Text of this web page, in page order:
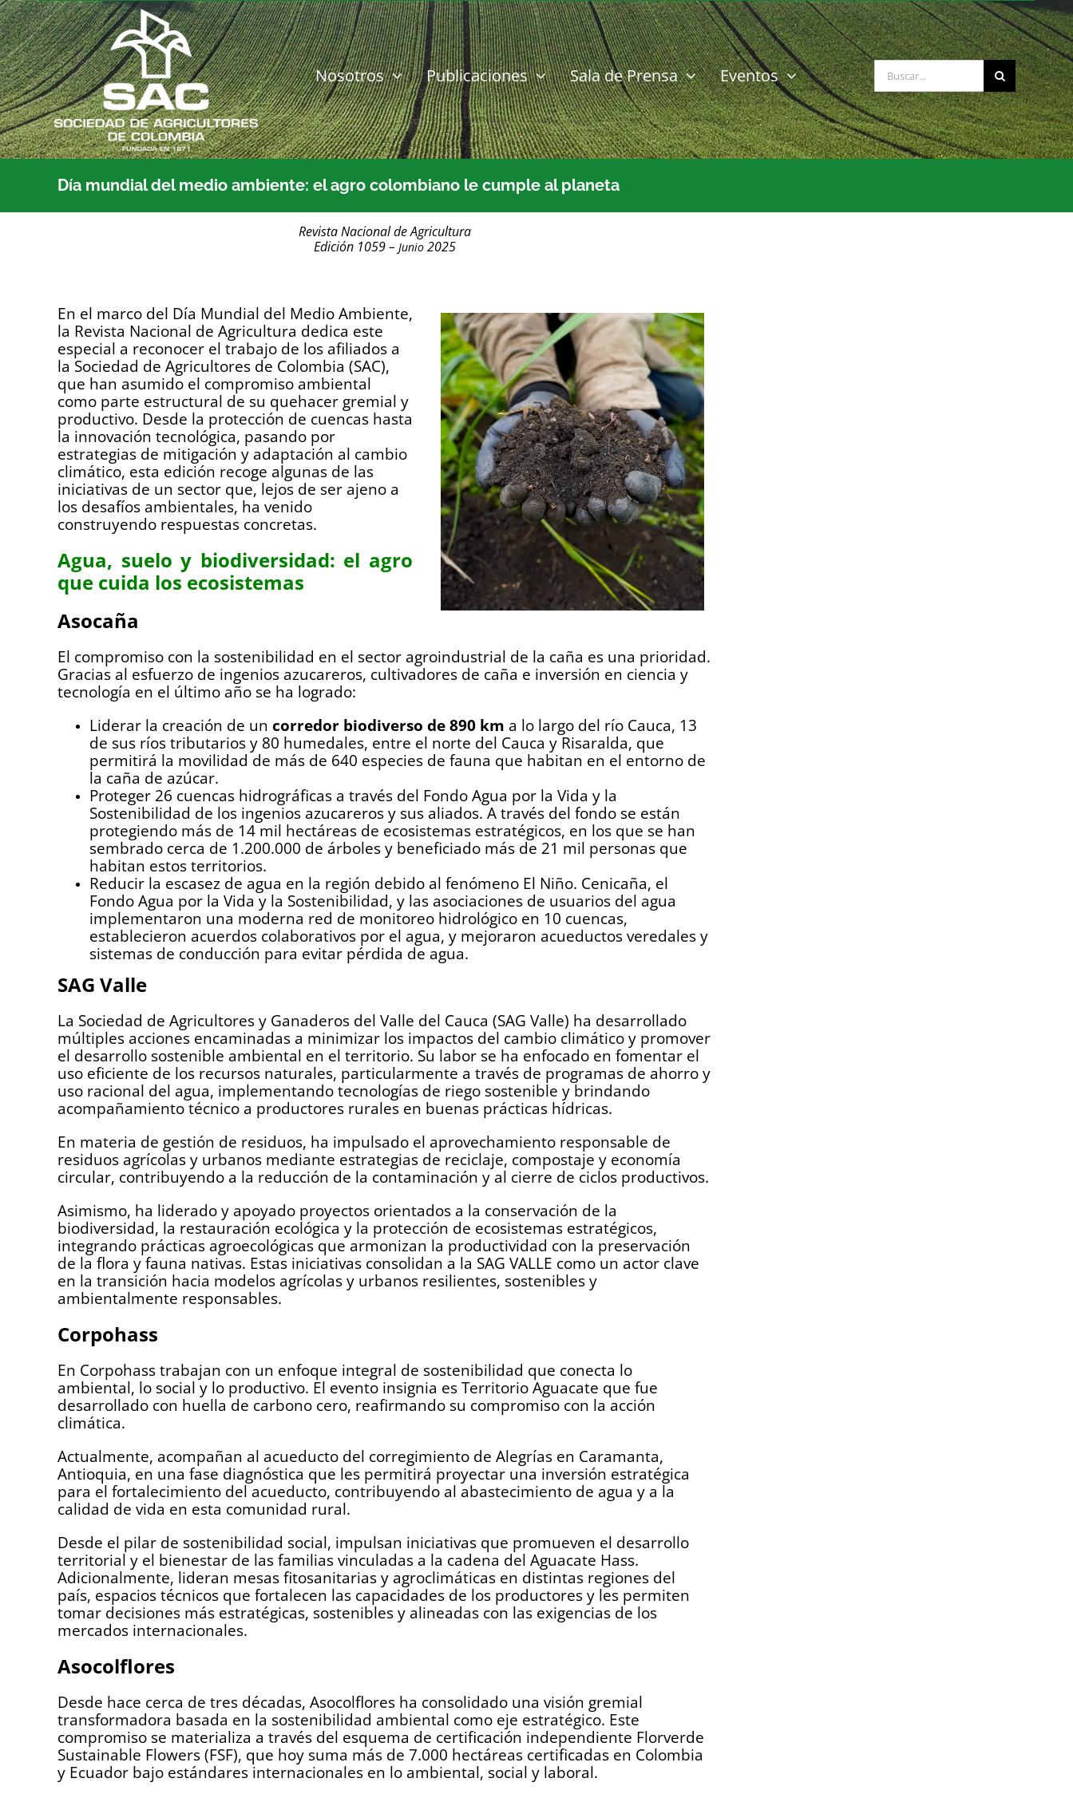
Saltar
al
contenido
Nosotros Publicaciones Sala de Prensa Eventos Buscar:
Día mundial del medio ambiente: el agro colombiano le cumple al planeta
Revista Nacional de Agricultura
Edición 1059 – Junio 2025
En el marco del Día Mundial del Medio Ambiente,
la Revista Nacional de Agricultura dedica este
especial a reconocer el trabajo de los afiliados a
la Sociedad de Agricultores de Colombia (SAC),
que han asumido el compromiso ambiental
como parte estructural de su quehacer gremial y
productivo. Desde la protección de cuencas hasta
la innovación tecnológica, pasando por
estrategias de mitigación y adaptación al cambio
climático, esta edición recoge algunas de las
iniciativas de un sector que, lejos de ser ajeno a
los desafíos ambientales, ha venido
construyendo respuestas concretas.
Agua, suelo y biodiversidad: el agro
que cuida los ecosistemas
Asocaña
El compromiso con la sostenibilidad en el sector agroindustrial de la caña es una prioridad.
Gracias al esfuerzo de ingenios azucareros, cultivadores de caña e inversión en ciencia y
tecnología en el último año se ha logrado:
Liderar la creación de un corredor biodiverso de 890 km a lo largo del río Cauca, 13
de sus ríos tributarios y 80 humedales, entre el norte del Cauca y Risaralda, que
permitirá la movilidad de más de 640 especies de fauna que habitan en el entorno de
la caña de azúcar.
Proteger 26 cuencas hidrográficas a través del Fondo Agua por la Vida y la
Sostenibilidad de los ingenios azucareros y sus aliados. A través del fondo se están
protegiendo más de 14 mil hectáreas de ecosistemas estratégicos, en los que se han
sembrado cerca de 1.200.000 de árboles y beneficiado más de 21 mil personas que
habitan estos territorios.
Reducir la escasez de agua en la región debido al fenómeno El Niño. Cenicaña, el
Fondo Agua por la Vida y la Sostenibilidad, y las asociaciones de usuarios del agua
implementaron una moderna red de monitoreo hidrológico en 10 cuencas,
establecieron acuerdos colaborativos por el agua, y mejoraron acueductos veredales y
sistemas de conducción para evitar pérdida de agua.
SAG Valle
La Sociedad de Agricultores y Ganaderos del Valle del Cauca (SAG Valle) ha desarrollado
múltiples acciones encaminadas a minimizar los impactos del cambio climático y promover
el desarrollo sostenible ambiental en el territorio. Su labor se ha enfocado en fomentar el
uso eficiente de los recursos naturales, particularmente a través de programas de ahorro y
uso racional del agua, implementando tecnologías de riego sostenible y brindando
acompañamiento técnico a productores rurales en buenas prácticas hídricas.
En materia de gestión de residuos, ha impulsado el aprovechamiento responsable de
residuos agrícolas y urbanos mediante estrategias de reciclaje, compostaje y economía
circular, contribuyendo a la reducción de la contaminación y al cierre de ciclos productivos.
Asimismo, ha liderado y apoyado proyectos orientados a la conservación de la
biodiversidad, la restauración ecológica y la protección de ecosistemas estratégicos,
integrando prácticas agroecológicas que armonizan la productividad con la preservación
de la flora y fauna nativas. Estas iniciativas consolidan a la SAG VALLE como un actor clave
en la transición hacia modelos agrícolas y urbanos resilientes, sostenibles y
ambientalmente responsables.
Corpohass
En Corpohass trabajan con un enfoque integral de sostenibilidad que conecta lo
ambiental, lo social y lo productivo. El evento insignia es Territorio Aguacate que fue
desarrollado con huella de carbono cero, reafirmando su compromiso con la acción
climática.
Actualmente, acompañan al acueducto del corregimiento de Alegrías en Caramanta,
Antioquia, en una fase diagnóstica que les permitirá proyectar una inversión estratégica
para el fortalecimiento del acueducto, contribuyendo al abastecimiento de agua y a la
calidad de vida en esta comunidad rural.
Desde el pilar de sostenibilidad social, impulsan iniciativas que promueven el desarrollo
territorial y el bienestar de las familias vinculadas a la cadena del Aguacate Hass.
Adicionalmente, lideran mesas fitosanitarias y agroclimáticas en distintas regiones del
país, espacios técnicos que fortalecen las capacidades de los productores y les permiten
tomar decisiones más estratégicas, sostenibles y alineadas con las exigencias de los
mercados internacionales.
Asocolflores
Desde hace cerca de tres décadas, Asocolflores ha consolidado una visión gremial
transformadora basada en la sostenibilidad ambiental como eje estratégico. Este
compromiso se materializa a través del esquema de certificación independiente Florverde
Sustainable Flowers (FSF), que hoy suma más de 7.000 hectáreas certificadas en Colombia
y Ecuador bajo estándares internacionales en lo ambiental, social y laboral.